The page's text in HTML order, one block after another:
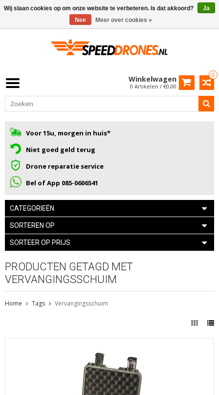
0
Winkelwagen
0 Artikelen / €0,00
Voor 15u, morgen in huis*
Niet goed geld terug
Drone reparatie service
Bel of App 085-0606541
CATEGORIEËN
SORTEREN OP
SORTEER OP PRIJS
PRODUCTEN GETAGD MET
VERVANGINGSSCHUIM
Home Tags Vervangingsschuim
Wij slaan cookies op om onze website te verbeteren. Is dat akkoord?
Ja
Nee
Meer over cookies »